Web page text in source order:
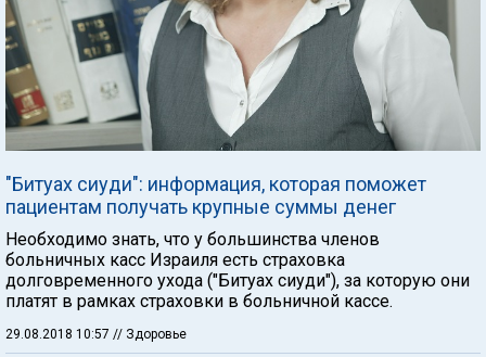
"Битуах сиуди": информация, которая поможет
пациентам получать крупные суммы денег
Необходимо знать, что у большинства членов
больничных касс Израиля есть страховка
долговременного ухода ("Битуах сиуди"), за которую они
платят в рамках страховки в больничной кассе.
29.08.2018 10:57 // Здоровье